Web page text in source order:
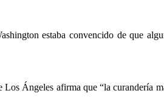
estaba convencido de que
Ángeles afirma que “la curandería